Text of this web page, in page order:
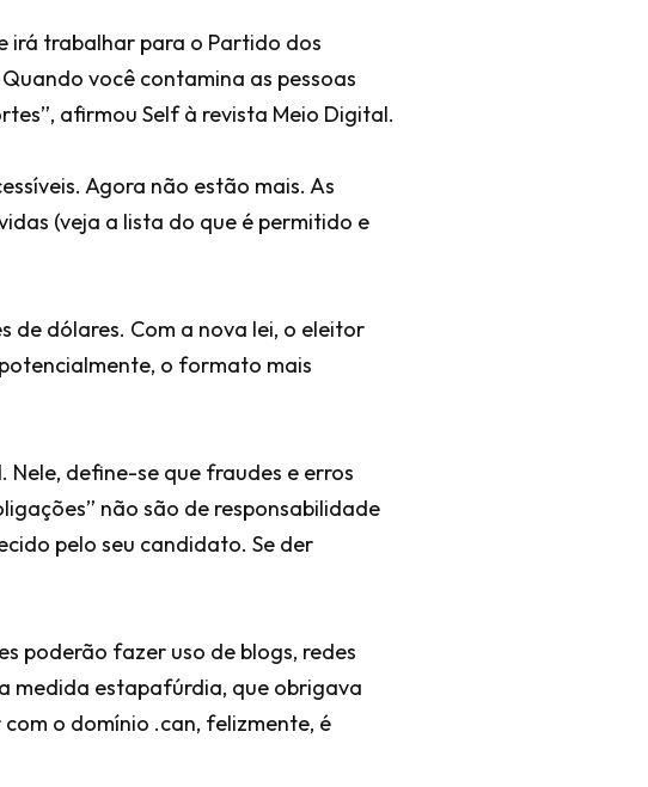
irá trabalhar para o Partido dos
você contamina as pessoas
afirmou Self à revista Meio Digital.
Agora não estão mais. As
(veja a lista do que é permitido e
de dólares. Com a nova lei, o eleitor
o formato mais
define-se que fraudes e erros
não são de responsabilidade
pelo seu candidato. Se der
poderão fazer uso de blogs, redes
medida estapafúrdia, que obrigava
o domínio .can, felizmente, é